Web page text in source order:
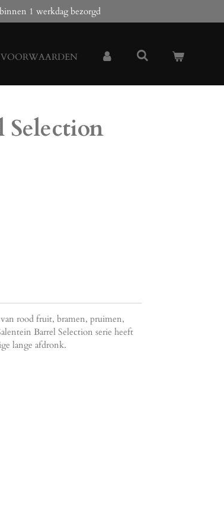
1 werkdag bezorgd
Selection
rood fruit, bramen, pruimen,
Barrel Selection serie heeft
lange afdronk.